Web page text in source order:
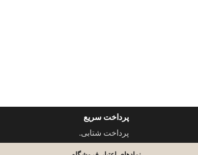
پرداخت سریع
پرداخت شتابی.